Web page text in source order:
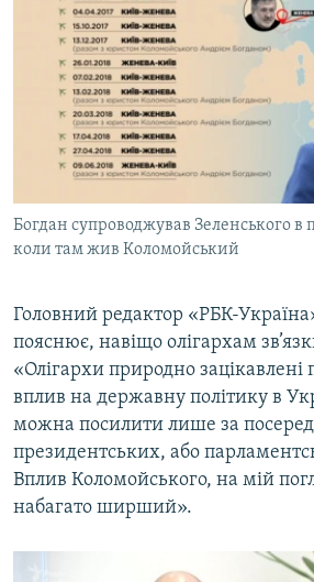
Богдан супроводжував Зеленського в
коли там жив Коломойський
​Головний редактор «РБК-
пояснює, навіщо олігархам
«Олігархи природно зацікавлені
вплив на державну політику в
можна посилити лише за
президентських, або
Вплив Коломойського, на мій
набагато ширший».